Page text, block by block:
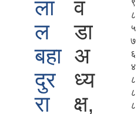
ला
ल
बहा
दुर
रा
व
डा
अ
ध्य
क्ष,
९
८
५
७
६
४
८
८
८